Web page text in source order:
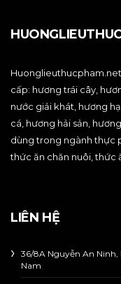
cấp: hương trái cây,
nước giải khát, hương
cá, hương hải sản,
dùng trong ngành thực
thức ăn chăn nuôi, thức
LIÊN HỆ
36/8A Nguyễn An
Nam